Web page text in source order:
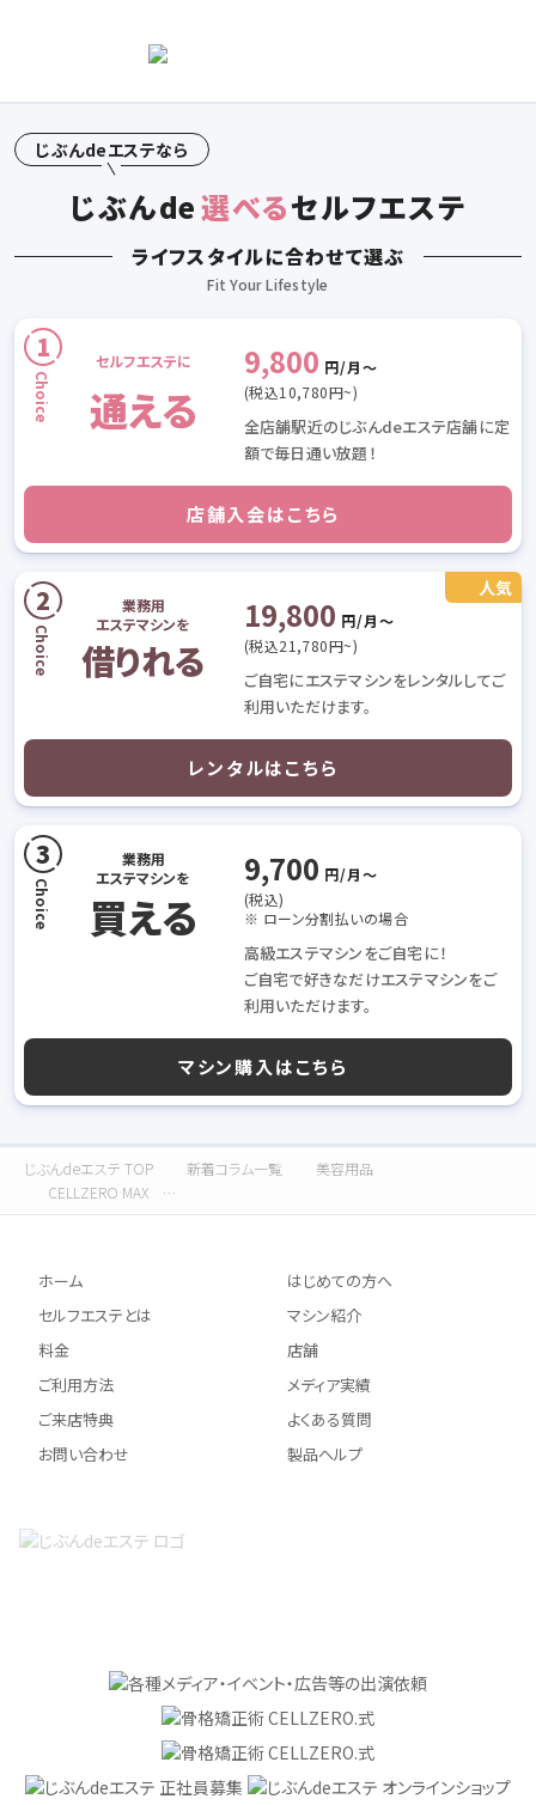
じぶんdeエステなら
じぶんde選べるセルフエステ
ライフスタイルに合わせて選ぶ
セルフエステに
通える
9,800 円/月〜
(税込10,780円~)
全店舗駅近のじぶんdeエステ店舗に定
額で毎日通い放題！
店舗入会はこちら
業務用
エステマシンを
借りれる
19,800 円/月〜
(税込21,780円~)
ご自宅にエステマシンをレンタルしてご
利用いただけます。
レンタルはこちら
業務用
エステマシンを
買える
9,700 円/月〜
(税込)
※ ローン分割払いの場合
高級エステマシンをご自宅に！
ご自宅で好きなだけエステマシンをご
利用いただけます。
マシン購入はこちら
じぶんdeエステ TOP 新着コラム一覧
美容用品
CELLZERO MAX 世界最高峰のラジオ波
ホーム
はじめての方へ
セルフエステとは
マシン紹介
料金
店舗
ご利用方法
メディア実績
ご来店特典
よくある質問
お問い合わせ
製品ヘルプ